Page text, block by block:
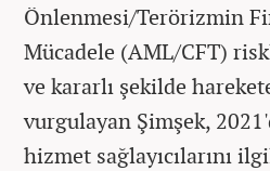
Önlenmesi/Terörizmin
Mücadele (AML/CFT)
ve kararlı şekilde
vurgulayan Şimşek,
hizmet sağlayıcılarını